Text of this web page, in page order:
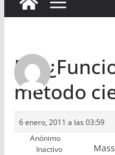
Re:
método
6 enero, 2011 a las 03:59
Anónimo
Inactivo